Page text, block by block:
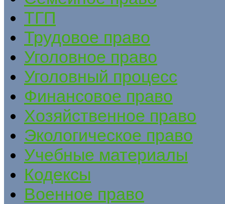
ТГП
Трудовое право
Уголовное право
Уголовный процесс
Финансовое право
Хозяйственное право
Экологическое право
Учебные материалы
Кодексы
Военное право